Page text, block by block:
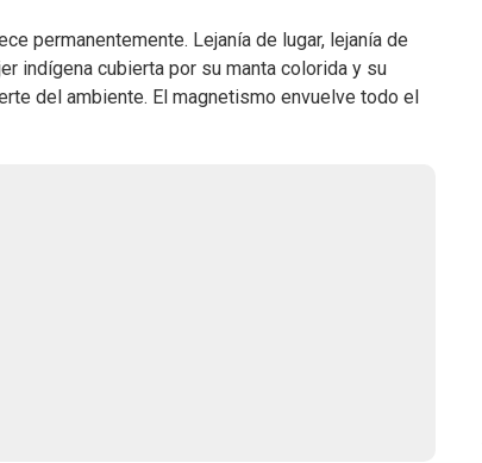
permanentemente. Lejanía de lugar, lejanía de
indígena cubierta por su manta colorida y su
del ambiente. El magnetismo envuelve todo el